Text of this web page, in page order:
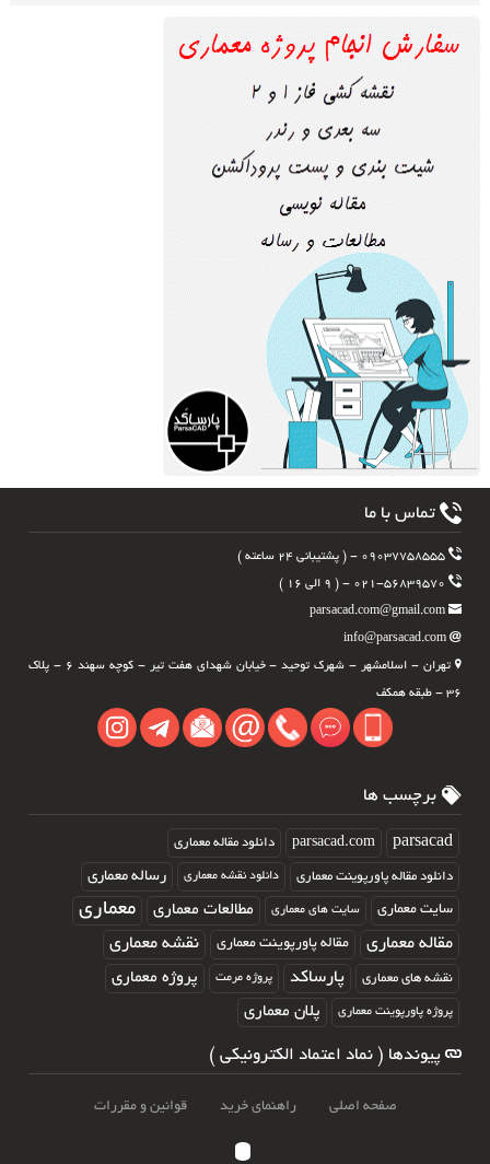
تماس با ما
۰۹۰۳۷۷۵۸۵۵۵ - ( پشتیبانی ۲۴ ساعته )
parsacad.com@gmail.com
info@parsacad.com
تهران - اسلامشهر - شهرک توحید - خیابان شهدای هفت تیر - کوچه سهند ۶ - پلاک
۳۶ - طبقه همکف
برچسب ها
parsacad
parsacad.com دانلود مقاله معماری
دانلود مقاله پاورپوینت معماری دانلود نقشه معماری رساله معماری
سایت معماری سایت های معماری مطالعات معماری معماری
مقاله معماری مقاله پاورپوینت معماری نقشه معماری
نقشه های معماری پارساکد پروژه مرمت پروژه معماری
پروژه پاورپوینت معماری پلان معماری
پیوندها ( نماد اعتماد الکترونیکی )
صفحه اصلی راهنمای خرید قوانین و مقررات